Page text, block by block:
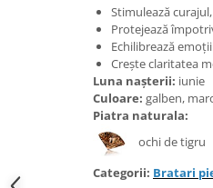
Bijuterii rubin
Bijuterii sidef si abalone
Bijuterii smarald
Bijuterii sodalit
Bijuterii tanzanit
Stimulează
Protejează
Echilibrează
Crește claritatea
Luna nașterii: iunie
Culoare: galben,
Piatra naturala:
ochi de tigru
Categorii: Bratari